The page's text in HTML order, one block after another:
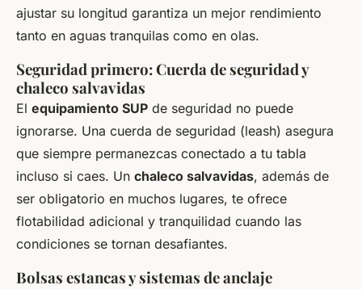
ajustar su longitud garantiza un mejor rendimiento
tanto en aguas tranquilas como en olas.
Seguridad primero: Cuerda de seguridad y
chaleco salvavidas
El equipamiento SUP de seguridad no puede
ignorarse. Una cuerda de seguridad (leash) asegura
que siempre permanezcas conectado a tu tabla
incluso si caes. Un chaleco salvavidas, además de
ser obligatorio en muchos lugares, te ofrece
flotabilidad adicional y tranquilidad cuando las
condiciones se tornan desafiantes.
Bolsas estancas y sistemas de anclaje